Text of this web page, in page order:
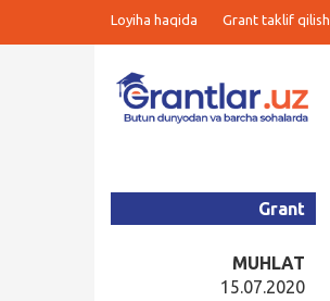
Loyiha haqida Grant taklif qilish
Grant
MUHLAT
15.07.2020